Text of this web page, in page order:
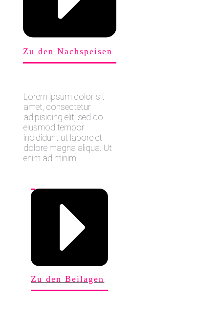
Zu den Nachspeisen
Lorem ipsum dolor sit
amet, consectetur
adipisicing elit, sed do
eiusmod tempor
incididunt ut labore et
dolore magna aliqua. Ut
enim ad minim
Zu den Beilagen